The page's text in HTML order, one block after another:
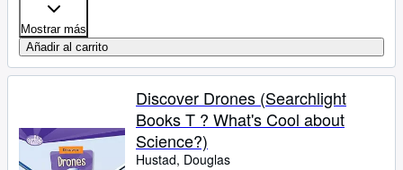
Mostrar más
Añadir al carrito
Discover Drones (Searchlight
Books T ? What's Cool about
Science?)
Hustad, Douglas